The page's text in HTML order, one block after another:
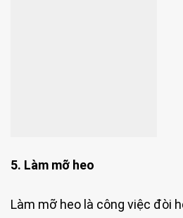
5. Làm mỡ heo
Làm mỡ heo là công việc đòi